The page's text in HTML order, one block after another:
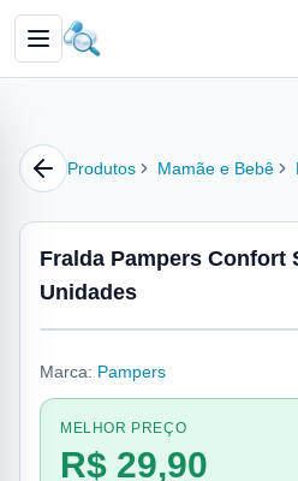
Produtos Mamãe e Bebê
Fralda Pampers Confort
Unidades
Marca: Pampers
MELHOR PREÇO
R$ 29,90